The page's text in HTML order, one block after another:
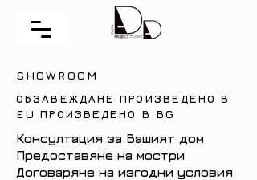
SHOWROOM
ОБЗАВЕЖДАНЕ ПРОИЗВЕДЕНО В
EU ПРОИЗВЕДЕНО В BG
Консултация за Вашият дом
Предоставяне на мостри
Договаряне на изгодни условия